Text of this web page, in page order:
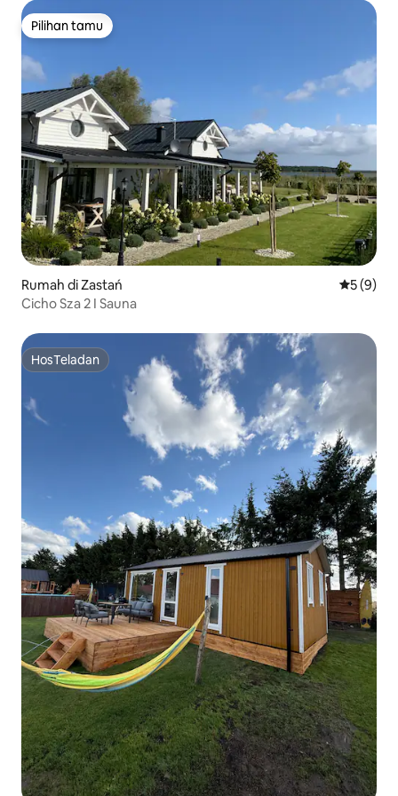
Pilihan tamu
Pilihan tamu
Rumah di Zastań Nilai
5 (9)
Cicho Sza 2 I Sauna
HosTeladan
HosTeladan